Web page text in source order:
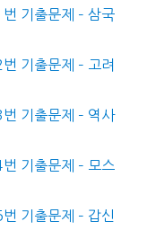
기출문제 – 삼국
기출문제 – 고려
기출문제 – 역사
기출문제 – 모스
기출문제 – 갑신